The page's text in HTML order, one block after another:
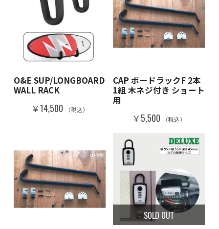
O&E SUP/LONGBOARD
WALL RACK
￥14,500 （税込）
CAP ボードラックF 2本
1組 木ネジ付き ショート
用
￥5,500 （税込）
SOLD OUT